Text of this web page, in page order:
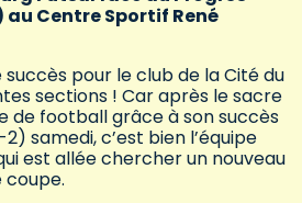
Centre Sportif René
pour le club de la Cité du
sections ! Car après le sacre
de football grâce à son succès
samedi, c’est bien l’équipe
est allée chercher un nouveau
coupe.